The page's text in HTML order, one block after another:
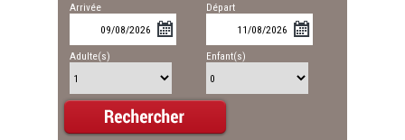
Arrivée Départ
Adulte(s) Enfant(s)